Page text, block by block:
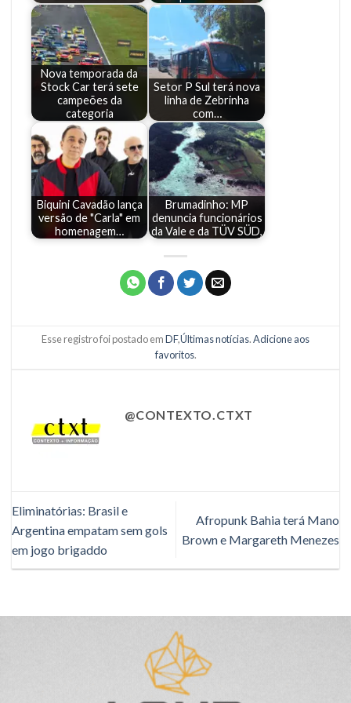
Nova temporada da
Stock Car terá sete
campeões da
categoria
Setor P Sul terá nova
linha de Zebrinha
com…
Biquini Cavadão lança
versão de "Carla" em
homenagem…
Brumadinho: MP
denuncia funcionários
da Vale e da TÜV SÜD,
Esse registro foi postado emDF,Últimas notícias.Adicione aos
favoritos.
@CONTEXTO.CTXT
Eliminatórias: Brasil e
Argentina empatam sem gols
em jogo brigaddo
Afropunk Bahia terá Mano
Brown e Margareth Menezes